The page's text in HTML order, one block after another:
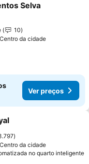
aos favoritos
Selva
10
da cidade
Ver preços
aos favoritos
da cidade
no quarto inteligente